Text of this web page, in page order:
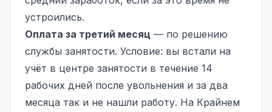
устроились.
Оплата за третий месяц — по решению
службы занятости. Условие: вы встали на
учёт в центре занятости в течение 14
рабочих дней после увольнения и за два
месяца так и не нашли работу. На Крайнем